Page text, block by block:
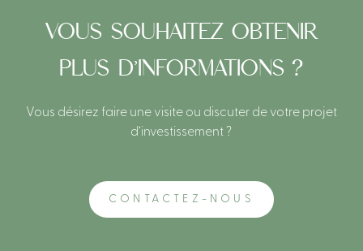
VOUS SOUHAITEZ OBTENIR
PLUS D’INFORMATIONS ?
Vous désirez faire une visite ou discuter devotre projet
d’investissement ?
CONTACTEZ-NOUS